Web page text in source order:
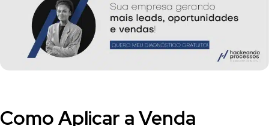
Como Aplicar a Venda